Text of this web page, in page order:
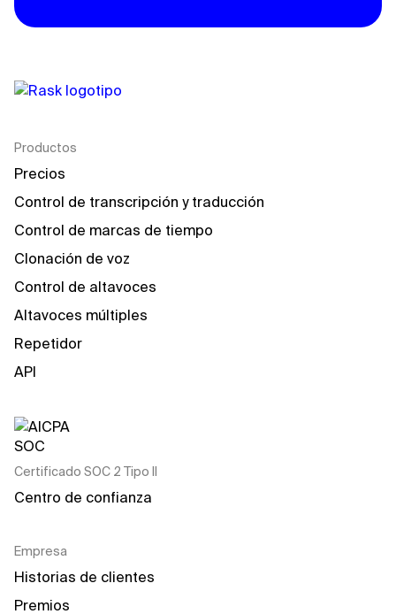
Productos
Precios
Control de transcripción y traducción
Control de marcas de tiempo
Clonación de voz
Control de altavoces
Altavoces múltiples
Repetidor
API
Certificado SOC 2 Tipo II
Centro de confianza
Empresa
Historias de clientes
Premios